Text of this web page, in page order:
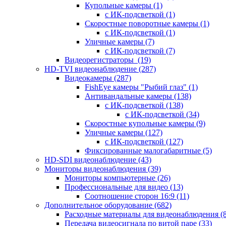
Купольные камеры (1)
с ИК-подсветкой (1)
Скоростные поворотные камеры (1)
с ИК-подсветкой (1)
Уличные камеры (7)
с ИК-подсветкой (7)
Видеорегистраторы (19)
HD-TVI видеонаблюдение (287)
Видеокамеры (287)
FishEye камеры "Рыбий глаз" (1)
Антивандальные камеры (138)
с ИК-подсветкой (138)
с ИК-подсветкой (34)
Скоростные купольные камеры (9)
Уличные камеры (127)
с ИК-подсветкой (127)
Фиксированные малогабаритные (5)
HD-SDI видеонаблюдение (43)
Мониторы видеонаблюдения (39)
Мониторы компьютерные (26)
Профессиональные для видео (13)
Соотношение сторон 16:9 (11)
Дополнительное оборудование (682)
Расходные материалы для видеонаблюдения
Передача видеосигнала по витой паре (33)